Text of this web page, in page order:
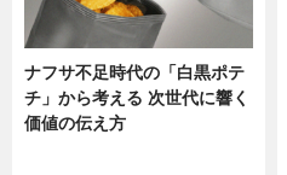
ナフサ不足時代の「白黒ポテ
チ」から考える 次世代に響く
価値の伝え方